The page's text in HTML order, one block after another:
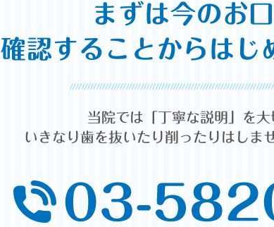
まずは今のお
確認することからはじ
当院では「丁寧な説明」を大
いきなり歯を抜いたり削ったりはしま